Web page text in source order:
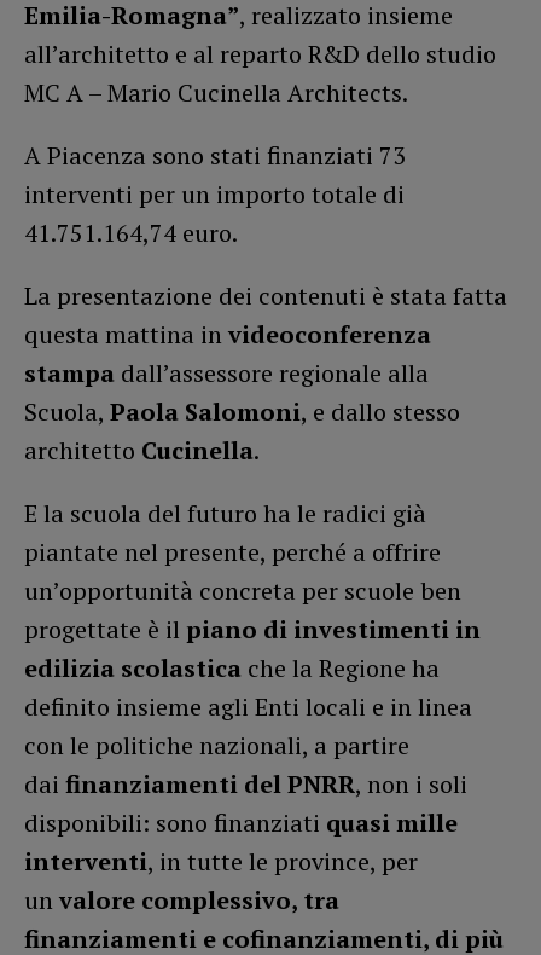
Emilia-Romagna”, realizzato insieme
all’architetto e al reparto R&D dello studio
MC A – Mario Cucinella Architects.
A Piacenza sono stati finanziati 73
interventi per un importo totale di
41.751.164,74 euro.
La presentazione dei contenuti è stata fatta
questa mattina invideoconferenza
stampa dall’assessore regionale alla
Scuola, Paola Salomoni, e dallo stesso
architetto Cucinella.
E la scuola del futuro ha le radici già
piantate nel presente, perché a offrire
un’opportunità concreta per scuole ben
progettate è il piano di investimenti in
edilizia scolastica che la Regione ha
definito insieme agli Enti locali e in linea
con le politiche nazionali, a partire
dai finanziamenti del PNRR, non i soli
disponibili: sono finanziati quasi mille
interventi, in tutte le province, per
unvalore complessivo, tra
finanziamenti e cofinanziamenti, di più